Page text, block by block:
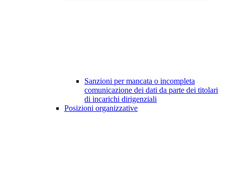
Sanzioni per mancata o incompleta
comunicazione dei dati da parte dei titolari
di incarichi dirigenziali
Posizioni organizzative